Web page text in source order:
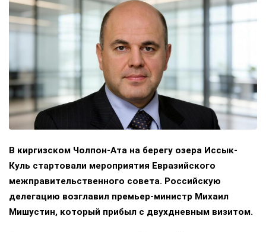
В киргизском Чолпон-Ата на берегу озера Иссык-
Куль стартовали мероприятия Евразийского
межправительственного совета. Российскую
делегацию возглавил премьер-министр Михаил
Мишустин, который прибыл с двухдневным визитом.